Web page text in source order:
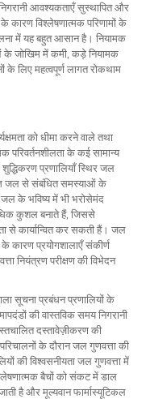
आवश्यकताएँ सुस्थापित और
विश्लेषणात्मक परिणामों के
में यह बहुत आसान है। नियामक
के जोखिम में कमी, कड़े नियामक
लिए महत्वपूर्ण लागत रोकथाम
को धीमा करने वाले तथा
परिवर्तनशीलता के कई सामान्य
प्रणालियाँ स्थिर जल
जल से संबंधित समस्याओं के
के भविष्य में भी भरोसेमंद
कुशल बनाते हैं, जिससे
से कार्यान्वित कर सकती हैं। जल
कारण प्रयोगशालाएँ संकीर्ण
नियंत्रण परीक्षण की विभेदन
सूचना प्रबंधन प्रणालियों के
की वास्तविक समय निगरानी
दस्तावेज़ीकरण की
के दौरान जल गुणवत्ता की
की विश्वसनीयता जल गुणवत्ता में
बैचों को संकट में डाल
है और मूल्यवान फार्मास्यूटिकल